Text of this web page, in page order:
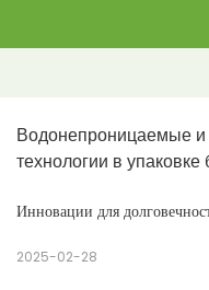
Водонепроницаемые и
технологии в
Инновации для
2025-02-28